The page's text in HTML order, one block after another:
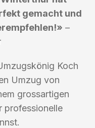
gemacht und
–
Koch
Umzug von
grossartigen
professionelle